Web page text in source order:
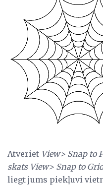
Atveriet View> Snap to
skats View> Snap to
liegt jums piekļuvi